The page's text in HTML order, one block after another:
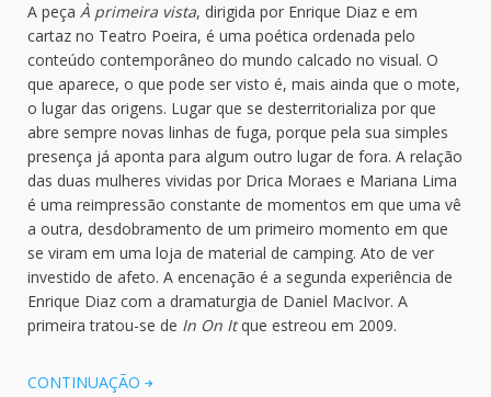
A peça À primeira vista, dirigida por Enrique Diaz e em
cartaz no Teatro Poeira, é uma poética ordenada pelo
conteúdo contemporâneo do mundo calcado no visual. O
que aparece, o que pode ser visto é, mais ainda que o mote,
o lugar das origens. Lugar que se desterritorializa por que
abre sempre novas linhas de fuga, porque pela sua simples
presença já aponta para algum outro lugar de fora. A relação
das duas mulheres vividas por Drica Moraes e Mariana Lima
é uma reimpressão constante de momentos em que uma vê
a outra, desdobramento de um primeiro momento em que
se viram em uma loja de material de camping. Ato de ver
investido de afeto. A encenação é a segunda experiência de
Enrique Diaz com a dramaturgia de Daniel MacIvor. A
primeira tratou-se de In On Itque estreou em 2009.
CONTINUAÇÃO